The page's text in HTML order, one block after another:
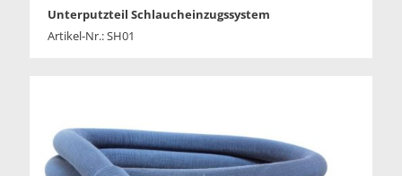
Unterputzteil Schlaucheinzugssystem
Artikel-Nr.: SH01